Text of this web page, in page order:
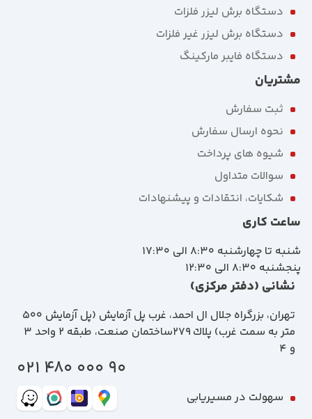
دستگاه برش لیزر فلزات
دستگاه برش لیزر غیر فلزات
دستگاه فایبر مارکینگ
مشتریان
ثبت سفارش
نحوه ارسال سفارش
شیوه های پرداخت
سوالات متداول
شکایات، انتقادات و پیشنهادات
ساعت کاری
شنبه تا چهارشنبه 8:30 الی 17:30
پنجشنبه 8:30 الی 12:30
نشانی (دفتر مرکزی)
تهران، بزرگراه جلال ال احمد، غرب پل آزمايش (پل آزمايش ٥٠٠
متر به سمت غرب) پلاك 279ساختمان صنعت، طبقه 2 واحد 3
و 4
90 000 480 021
سهولت در مسیریابی